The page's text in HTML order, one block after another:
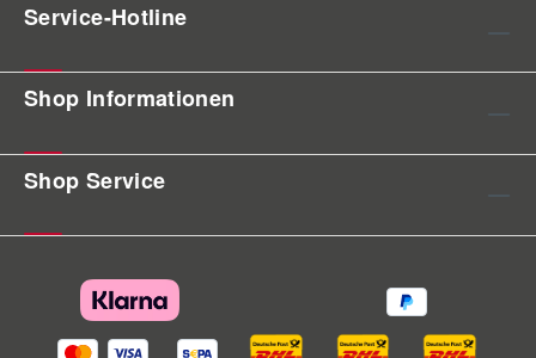
Service-Hotline
Shop Informationen
Shop Service